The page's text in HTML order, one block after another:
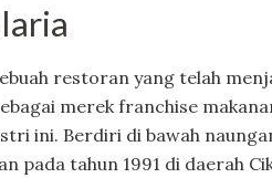
restoran yang telah
merek franchise
ini. Berdiri di bawah
pada tahun 1991 di daerah